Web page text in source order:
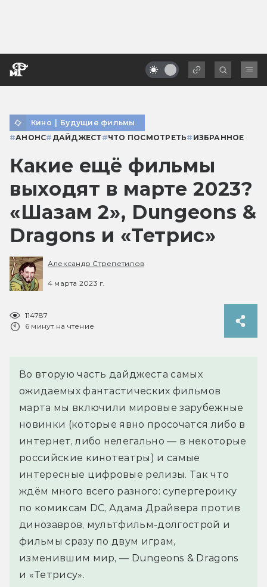
Кино | Будущие фильмы
#АНОНС# ДАЙДЖЕСТ #ЧТО ПОСМОТРЕТЬ# ИЗБРАННОЕ
Какие ещё фильмы
выходят в марте 2023?
«Шазам 2», Dungeons &
Dragons и «Тетрис»
Александр Стрепетилов
4 марта 2023 г.
114787
6 минут на чтение
Во вторую часть дайджеста самых
ожидаемых фантастических фильмов
марта мы включили мировые зарубежные
новинки (которые явно просочатся либо в
интернет, либо нелегально — в некоторые
российские кинотеатры) и самые
интересные цифровые релизы. Так что
ждём много всего разного: супергероику
по комиксам DC, Адама Драйвера против
динозавров, мультфильм-долгострой и
фильмы сразу по двум играм,
изменившим мир, — Dungeons & Dragons
и «Тетрису».